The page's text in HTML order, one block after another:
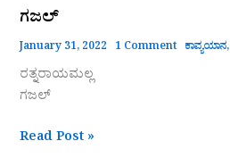
ಗಜಲ್
January 31, 2022 1 Comment ಕಾವ್ಯಯಾನ,
ರತ್ನರಾಯಮಲ್ಲ
ಗಜಲ್
Read Post »